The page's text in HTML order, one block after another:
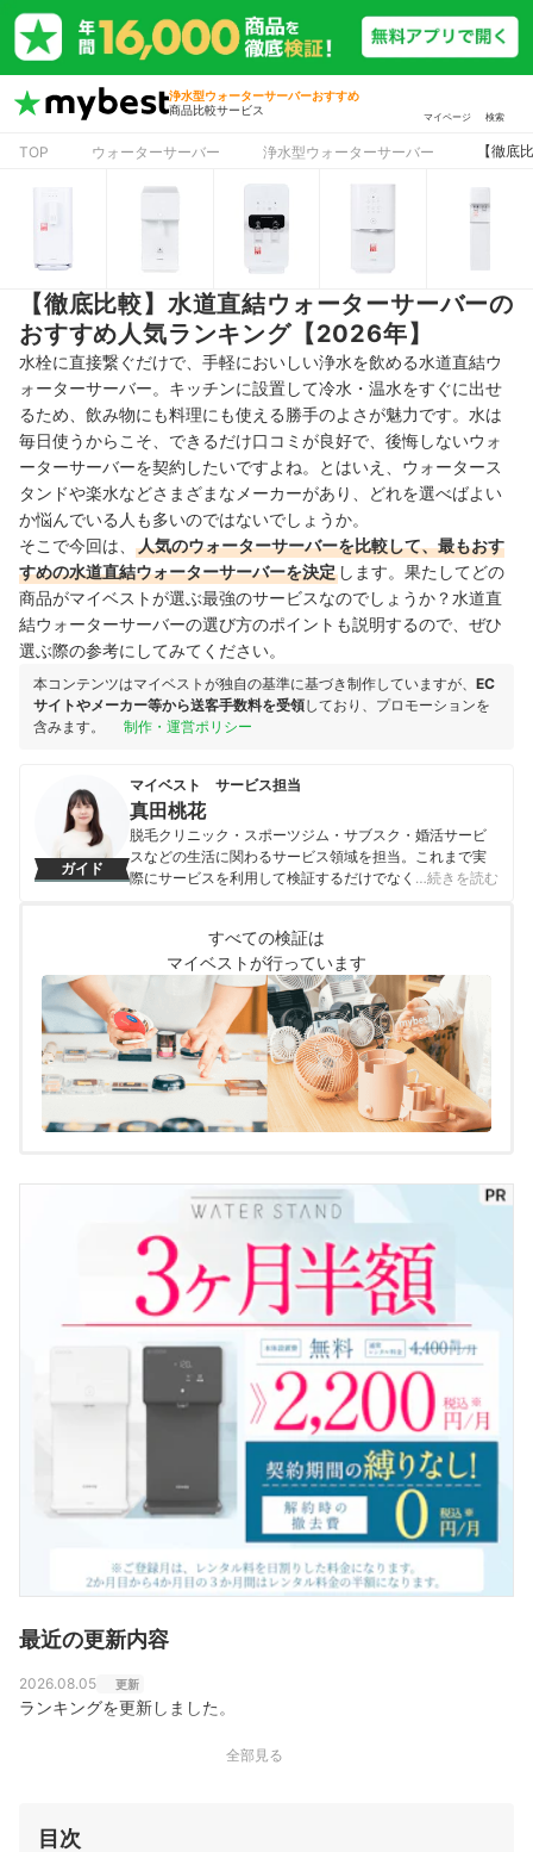
浄水型ウォーターサーバーおすすめ
商品比較サービス
マイページ 検索
TOP ウォーターサーバー 浄水型ウォーターサーバー 【徹底
【徹底比較】水道直結ウォーターサーバーの
おすすめ人気ランキング【2026年】
水栓に直接繋ぐだけで、手軽においしい浄水を飲める水道直結ウ
ォーターサーバー。キッチンに設置して冷水・温水をすぐに出せ
るため、飲み物にも料理にも使える勝手のよさが魅力です。水は
毎日使うからこそ、できるだけ口コミが良好で、後悔しないウォ
ーターサーバーを契約したいですよね。とはいえ、ウォータース
タンドや楽水などさまざまなメーカーがあり、どれを選べばよい
か悩んでいる人も多いのではないでしょうか。
そこで今回は、
人気のウォーターサーバーを比較して、最もおす
すめの水道直結ウォーターサーバーを決定 します。果たしてどの
商品がマイベストが選ぶ最強のサービスなのでしょうか？水道直
結ウォーターサーバーの選び方のポイントも説明するので、ぜひ
選ぶ際の参考にしてみてください。
本コンテンツはマイベストが独自の基準に基づき制作していますが、 EC
サイトやメーカー等から送客手数料を受領しており、プロモーションを
含みます。
制作・運営ポリシー
ガイド
マイベスト サービス担当
真田桃花
脱毛クリニック・スポーツジム・サブスク・婚活サービ
スなどの生活に関わるサービス領域を担当。これまで実
際にサービスを利用して検証するだけでなく、医師や婚
からこそ、徹底検証を通じて全ユーザーが選びやすい情
報を届ける」ことをモットーに活動している。
真田桃花のプロフィール
…続きを読む
すべての検証は
マイベストが行っています
最近の更新内容
2026.08.05 更新
ランキングを更新しました。
全部見る
目次